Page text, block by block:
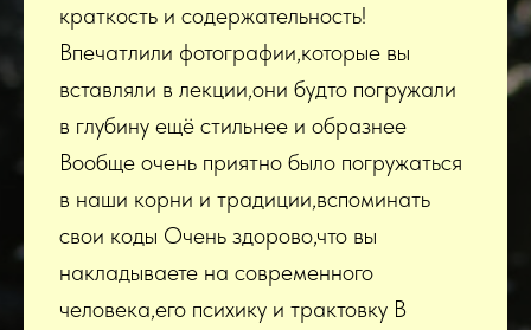
краткость и содержательность!
Впечатлили фотографии,которые вы
вставляли в лекции,они будто погружали
в глубину ещё стильнее и образнее
Вообще очень приятно было погружаться
в наши корни и традиции,вспоминать
свои коды Очень здорово,что вы
накладываете на современного
человека,его психику и трактовку В